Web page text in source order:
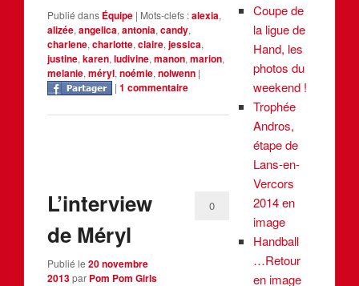
Publié dans Équipe | Mots-clefs : alexia,
alizée,angelica,antonia,candy,
charlene,charlotte,claire,jessica,
justine,karen,ludivine,manon,marion,
melanie,méryl,noémie,nolwenn |
| 1 commentaire
L’interview
de Méryl
Publié le 20 novembre
2013 par Pom Pom Girls
0
Coupe de
la ligue de
Hand, les
photos du
weekend !
Trophée
Andros,
étape de
Lans-en-
Vercors
2014 en
image
Handball
…Retour
en image